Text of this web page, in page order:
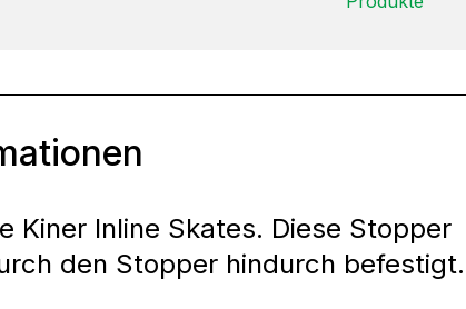
Kiner Inline Skates. Diese Stopper
den Stopper hindurch befestigt.